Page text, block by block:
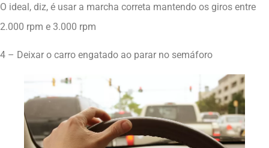
O ideal, diz, é usar a marcha correta mantendo os giros entre
2.000 rpm e 3.000 rpm
4 – Deixar o carro engatado ao parar no semáforo